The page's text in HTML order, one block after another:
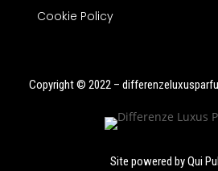
Cookie Policy
Copyright © 2022 –
Site powered byQui